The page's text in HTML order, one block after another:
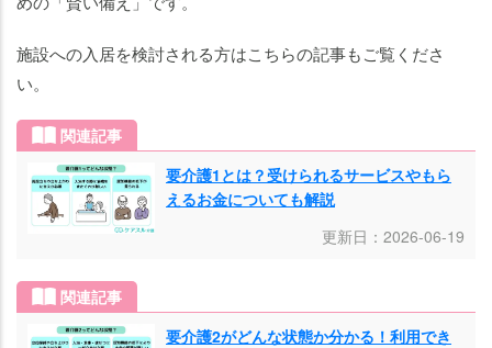
施設への入居を検討される方はこちらの記事もご覧くださ
い。
関連記事
要介護1とは？受けられるサービスやもら
えるお金についても解説
更新日：2026-06-19
関連記事
要介護2がどんな状態か分かる！利用でき